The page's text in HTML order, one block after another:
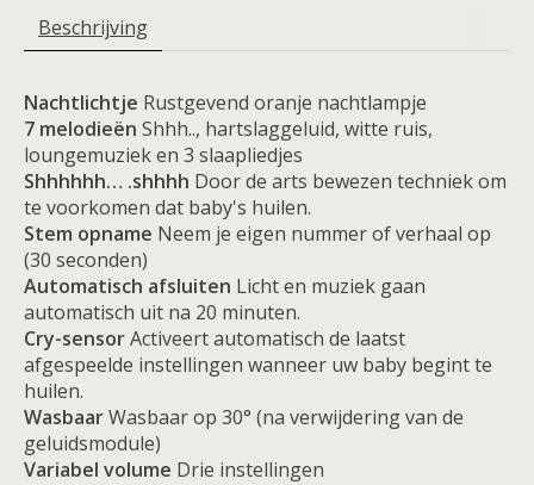
Beschrijving
Nachtlichtje Rustgevend oranje nachtlampje
7 melodieën Shhh.., hartslaggeluid, witte ruis,
loungemuziek en 3 slaapliedjes
Shhhhhh… .shhhh Door de arts bewezen techniek om
te voorkomen dat baby's huilen.
Stem opname Neem je eigen nummer of verhaal op
(30 seconden)
Automatisch afsluiten Licht en muziek gaan
automatisch uit na 20 minuten.
Cry-sensorActiveert automatisch de laatst
afgespeelde instellingen wanneer uw baby begint te
huilen.
WasbaarWasbaar op 30° (na verwijdering van de
geluidsmodule)
Variabel volume Drie instellingen